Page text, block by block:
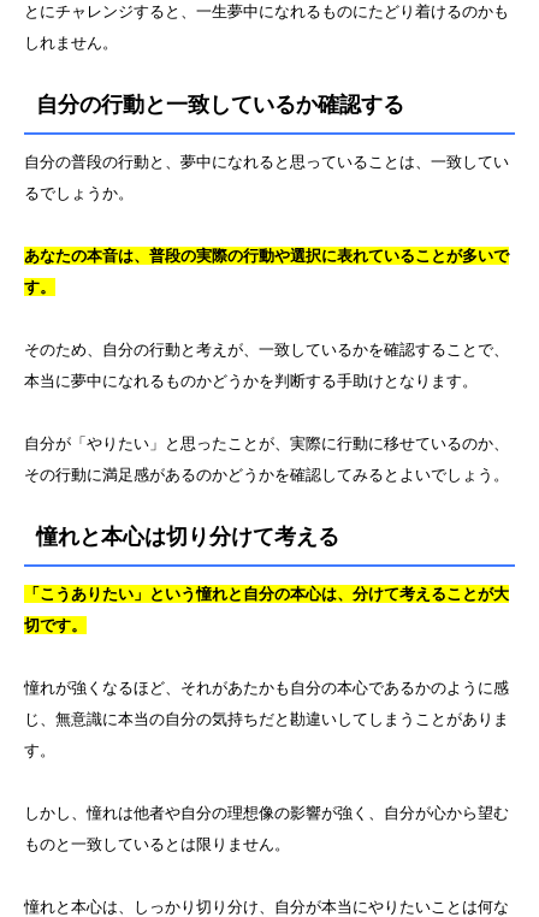
とにチャレンジすると、一生夢中になれるものにたどり着けるのかも
しれません。
自分の行動と一致しているか確認する
自分の普段の行動と、夢中になれると思っていることは、一致してい
るでしょうか。
あなたの本音は、普段の実際の行動や選択に表れていることが多いで
す。
そのため、自分の行動と考えが、一致しているかを確認することで、
本当に夢中になれるものかどうかを判断する手助けとなります。
自分が「やりたい」と思ったことが、実際に行動に移せているのか、
その行動に満足感があるのかどうかを確認してみるとよいでしょう。
憧れと本心は切り分けて考える
「こうありたい」という憧れと自分の本心は、分けて考えることが大
切です。
憧れが強くなるほど、それがあたかも自分の本心であるかのように感
じ、無意識に本当の自分の気持ちだと勘違いしてしまうことがありま
す。
しかし、憧れは他者や自分の理想像の影響が強く、自分が心から望む
ものと一致しているとは限りません。
憧れと本心は、しっかり切り分け、自分が本当にやりたいことは何な